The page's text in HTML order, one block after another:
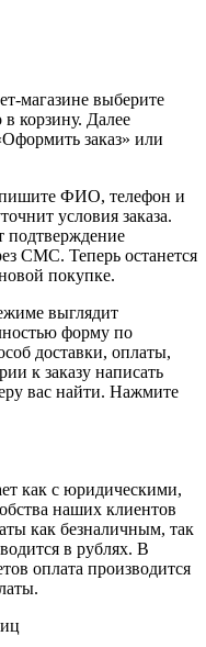
магазине выберите
корзину. Далее
заказ» или
ФИО, телефон и
условия заказа.
подтверждение
СМС. Теперь останется
покупке.
выглядит
форму по
доставки, оплаты,
к заказу написать
вас найти. Нажмите
как с юридическими,
наших клиентов
как безналичным, так
в рублях. В
оплата производится